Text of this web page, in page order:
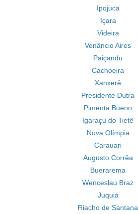
Ipojuca
Içara
Videira
Venâncio Aires
Paiçandu
Cachoeira
Xanxerê
Presidente Dutra
Pimenta Bueno
Igaraçu do Tietê
Nova Olímpia
Carauari
Augusto Corrêa
Buerarema
Wenceslau Braz
Juquiá
Riacho de Santana